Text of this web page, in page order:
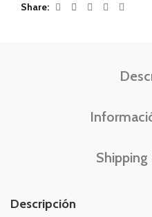
Share
Descripción